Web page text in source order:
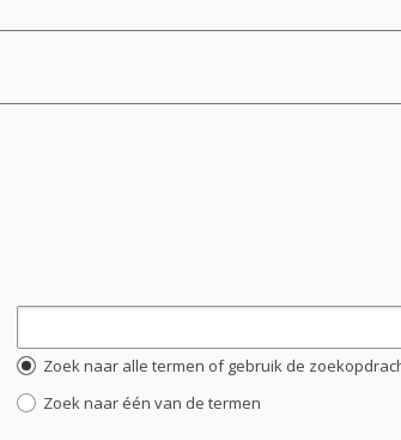
Zoek naar alle termen of gebruik de
Zoek naar één van de termen